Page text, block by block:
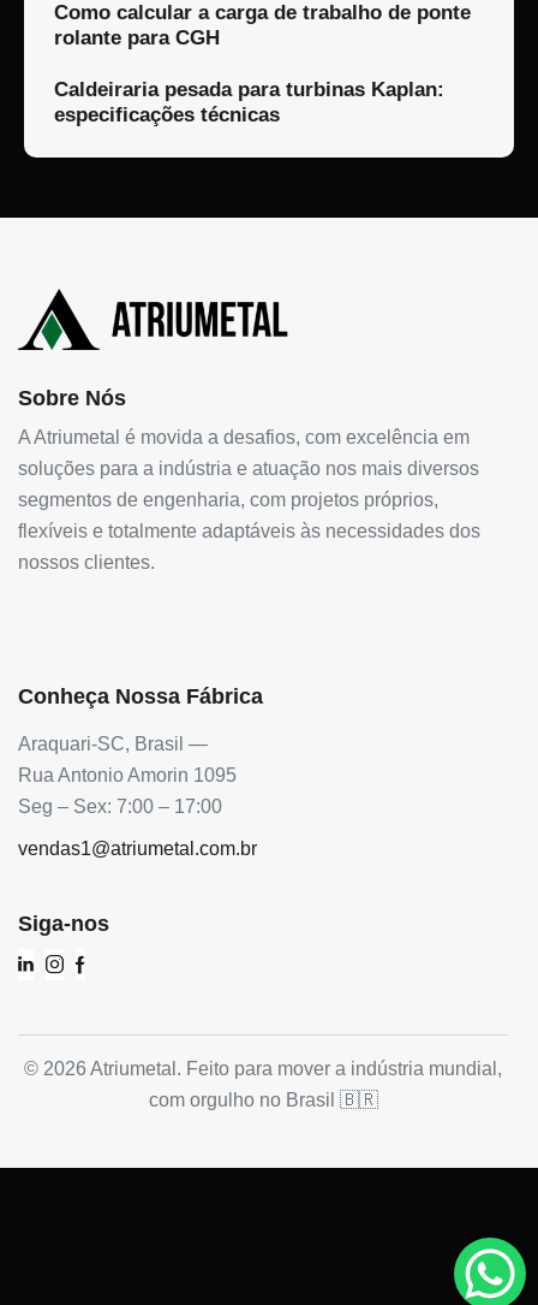
Como calcular a carga de trabalho de ponte
rolante para CGH
Caldeiraria pesada para turbinas Kaplan:
especificações técnicas
Sobre Nós
A Atriumetal é movida a desafios, com excelência em
soluções para a indústria e atuação nos mais diversos
segmentos de engenharia, com projetos próprios,
flexíveis e totalmente adaptáveis às necessidades dos
nossos clientes.
Conheça Nossa Fábrica
Araquari-SC, Brasil —
Rua Antonio Amorin 1095
Seg – Sex: 7:00 – 17:00
vendas1@atriumetal.com.br
Siga-nos
© 2026 Atriumetal. Feito para mover a indústria mundial,
com orgulho no Brasil 🇧🇷